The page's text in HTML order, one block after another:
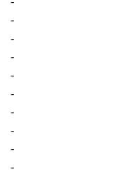
-
-
-
-
-
-
-
-
-